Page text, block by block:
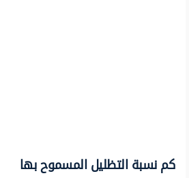
كم نسبة التظليل المسموح بها